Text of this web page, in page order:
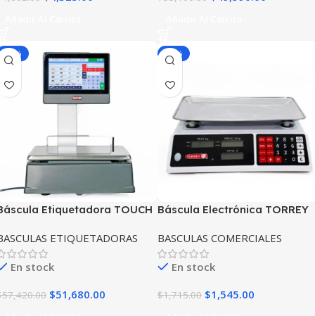
-10%
Etiquetadora TOUCH
ETIQUETADORAS
En stock
57,420.00 $51,680.00
-10%
Báscula Electrónica TORREY
BASCULAS COMERCIALES
En stock
$1,715.00 $1,545.00